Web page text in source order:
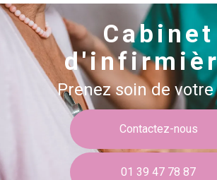
Cabinet
Prenez soin de
Contactez-nous
01 39 47 78 87